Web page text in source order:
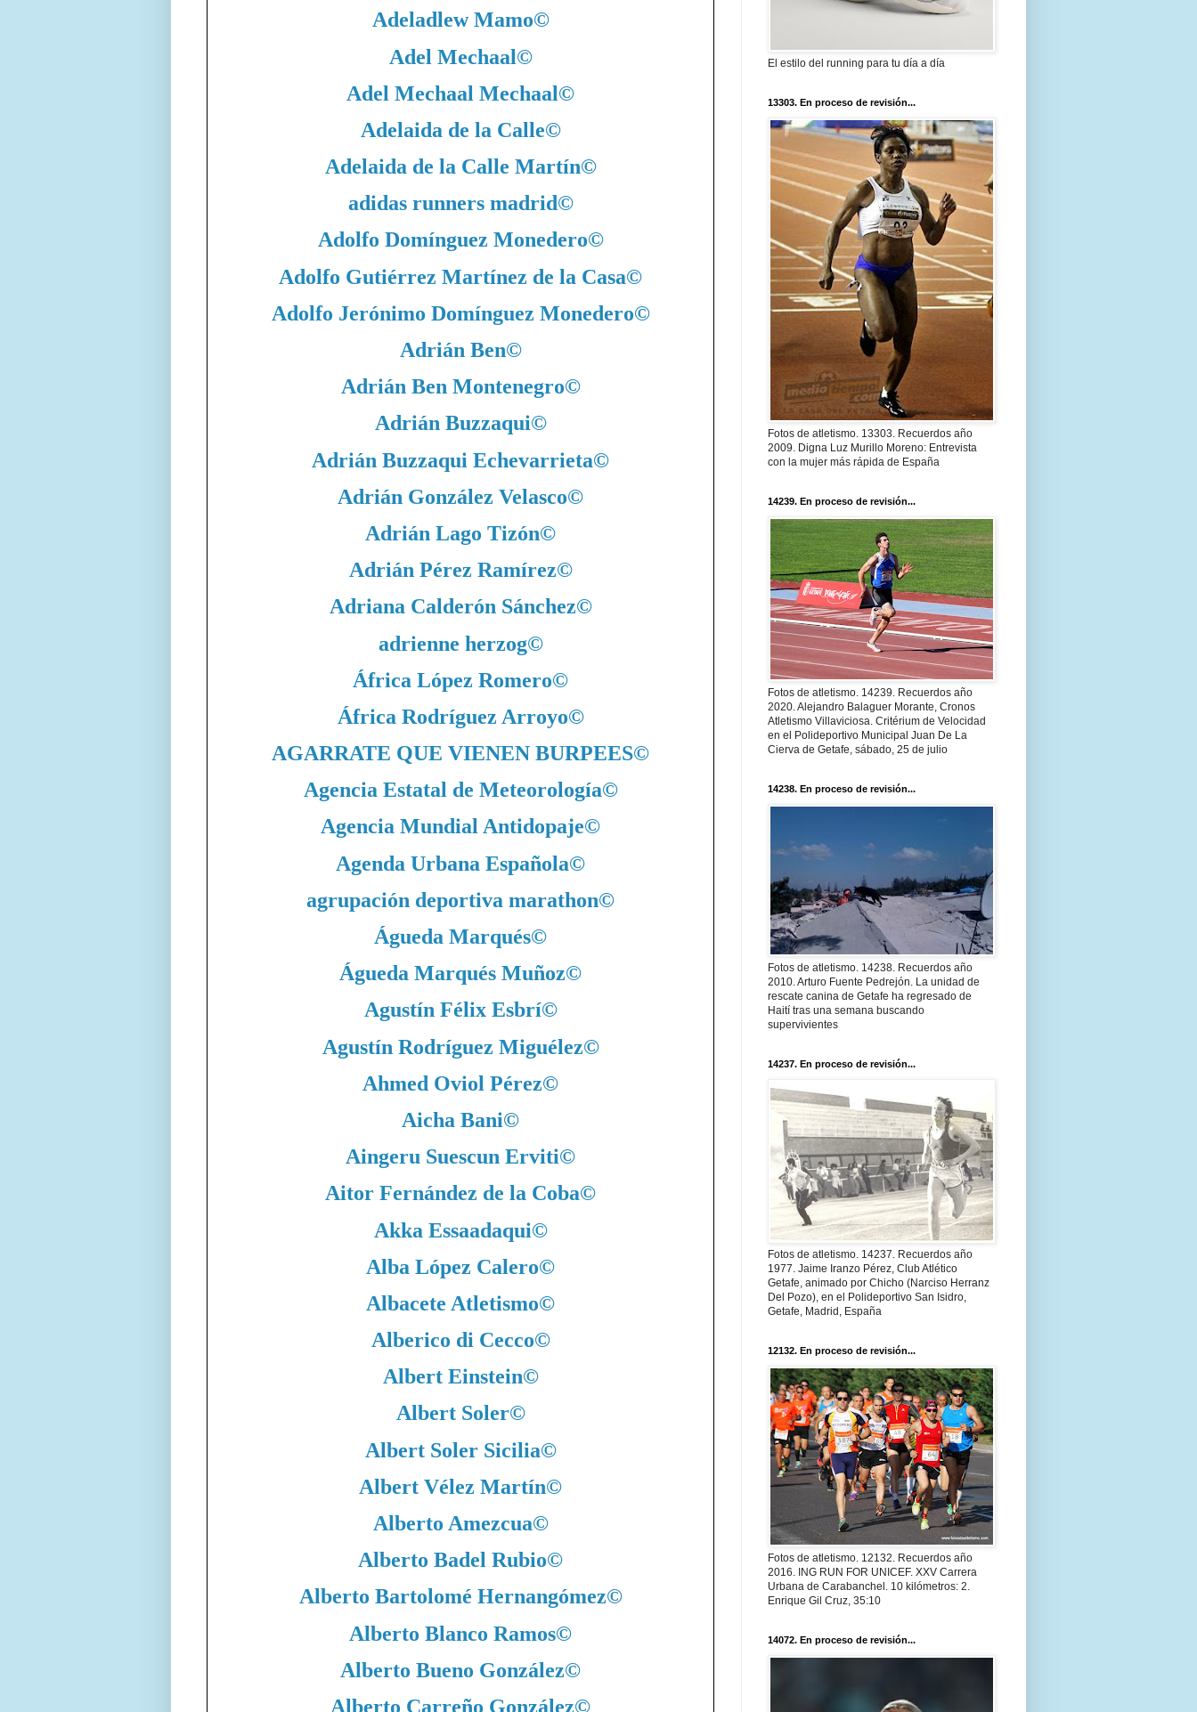
Adeladlew Mamo©
Adel Mechaal©
Adel Mechaal Mechaal©
Adelaida de la Calle©
Adelaida de la Calle Martín©
adidas runners madrid©
Adolfo Domínguez Monedero©
Adolfo Gutiérrez Martínez de la Casa©
Adolfo Jerónimo Domínguez Monedero©
Adrián Ben©
Adrián Ben Montenegro©
Adrián Buzzaqui©
Adrián Buzzaqui Echevarrieta©
Adrián González Velasco©
Adrián Lago Tizón©
Adrián Pérez Ramírez©
Adriana Calderón Sánchez©
adrienne herzog©
África López Romero©
África Rodríguez Arroyo©
AGARRATE QUE VIENEN BURPEES©
Agencia Estatal de Meteorología©
Agencia Mundial Antidopaje©
Agenda Urbana Española©
agrupación deportiva marathon©
Águeda Marqués©
Águeda Marqués Muñoz©
Agustín Félix Esbrí©
Agustín Rodríguez Miguélez©
Ahmed Oviol Pérez©
Aicha Bani©
Aingeru Suescun Erviti©
Aitor Fernández de la Coba©
Akka Essaadaqui©
Alba López Calero©
Albacete Atletismo©
Alberico di Cecco©
Albert Einstein©
Albert Soler©
Albert Soler Sicilia©
Albert Vélez Martín©
Alberto Amezcua©
Alberto Badel Rubio©
Alberto Bartolomé Hernangómez©
Alberto Blanco Ramos©
Alberto Bueno González©
Alberto Carreño González©
El estilo del running para tu día a día
13303. En proceso de revisión...
Fotos de atletismo. 13303. Recuerdos año
2009. Digna Luz Murillo Moreno: Entrevista
con la mujer más rápida de España
14239. En proceso de revisión...
Fotos de atletismo. 14239. Recuerdos año
2020. Alejandro Balaguer Morante, Cronos
Atletismo Villaviciosa. Critérium de Velocidad
en el Polideportivo Municipal Juan De La
Cierva de Getafe, sábado, 25 de julio
14238. En proceso de revisión...
Fotos de atletismo. 14238. Recuerdos año
2010. Arturo Fuente Pedrejón. La unidad de
rescate canina de Getafe ha regresado de
Haití tras una semana buscando
supervivientes
14237. En proceso de revisión...
Fotos de atletismo. 14237. Recuerdos año
1977. Jaime Iranzo Pérez, Club Atlético
Getafe, animado por Chicho (Narciso Herranz
Del Pozo), en el Polideportivo San Isidro,
Getafe, Madrid, España
12132. En proceso de revisión...
Fotos de atletismo. 12132. Recuerdos año
2016. ING RUN FOR UNICEF. XXV Carrera
Urbana de Carabanchel. 10 kilómetros: 2.
Enrique Gil Cruz, 35:10
14072. En proceso de revisión...